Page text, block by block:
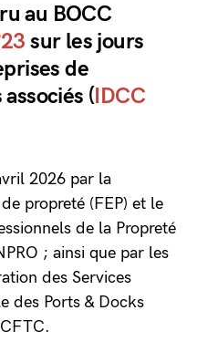
au BOCC
sur les jours
de
(IDCC
2026 par la
propreté (FEP) et le
de la Propreté
; ainsi que par les
des Services
des Ports & Docks